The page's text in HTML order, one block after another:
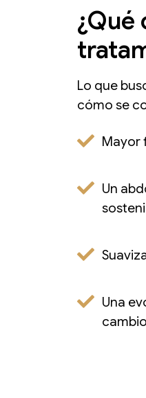
¿Qué
Lo que
cómo se
Mayor
Un
Una